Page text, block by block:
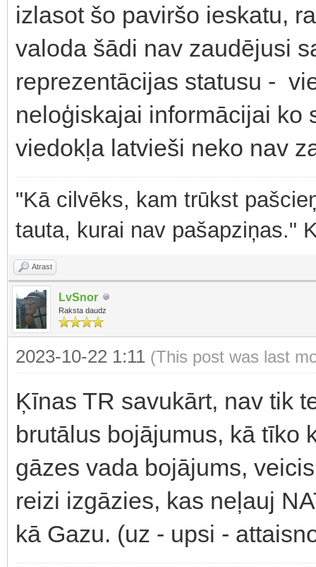
izlasot šo paviršo ieskatu,
valoda šādi nav zaudējusi
reprezentācijas statusu -
neloģiskajai informācijai ko
viedokļa latvieši neko nav
"Kā cilvēks, kam trūkst
tauta, kurai nav pašapziņas."
Atrast
LvSnor
Raksta daudz
2023-10-22 1:11 (This post was last
Ķīnas TR savukārt, nav tik
brutālus bojājumus, kā tīko
gāzes vada bojājums,
reizi izgāzies, kas neļauj
kā Gazu. (uz - upsi -